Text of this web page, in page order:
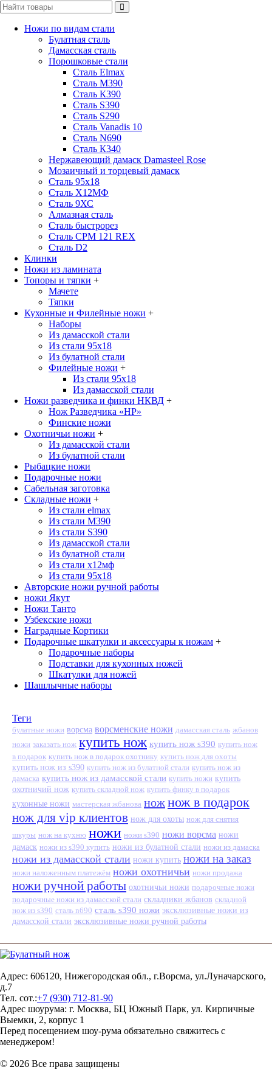
Ножи по видам стали
Булатная сталь
Дамасская сталь
Порошковые стали
Сталь Elmax
Сталь М390
Сталь К390
Сталь S390
Сталь S290
Сталь Vanadis 10
Сталь N690
Сталь К340
Нержавеющий дамаск Damasteel Rose
Мозаичный и торцевый дамаск
Сталь 95х18
Сталь Х12МФ
Сталь 9ХС
Алмазная сталь
Сталь быстрорез
Сталь CPM 121 REX
Сталь D2
Клинки
Ножи из ламината
Топоры и тяпки +
Мачете
Тяпки
Кухонные и Филейные ножи +
Наборы
Из дамасской стали
Из стали 95х18
Из булатной стали
Филейные ножи +
Из стали 95х18
Из дамасской стали
Ножи разведчика и финки НКВД +
Нож Разведчика «НР»
Финские ножи
Охотничьи ножи +
Из дамасской стали
Из булатной стали
Рыбацкие ножи
Подарочные ножи
Сабельная заготовка
Складные ножи +
Из стали elmax
Из стали М390
Из стали S390
Из дамасской стали
Из булатной стали
Из стали х12мф
Из стали 95х18
Авторские ножи ручной работы
ножи Якут
Ножи Танто
Узбекские ножи
Наградные Кортики
Подарочные шкатулки и аксессуары к ножам +
Подарочные наборы
Подставки для кухонных ножей
Шкатулки для ножей
Шашлычные наборы
Теги
булатные ножи ворсма ворсменские ножи дамасская сталь жбанов
ножи заказать нож купить нож купить нож s390 купить нож
в подарок купить нож в подарок охотнику купить нож для охоты
купить нож из s390 купить нож из булатной стали купить нож из
дамаска купить нож из дамасской стали купить ножи купить
охотничий нож купить складной нож купить финку в подарок
кухонные ножи мастерская жбанова ножнож в подарок
нож для vip клиентов нож для охоты нож для снятия
шкуры нож на кухню ножи ножи s390 ножи ворсма ножи
дамаск ножи из s390 купить ножи из булатной стали ножи из дамаска
ножи из дамасской стали ножи купить ножи на заказ
ножи наложенным платежём ножи охотничьи ножи продажа
ножи ручной работы охотничьи ножи подарочные ножи
подарочные ножи из дамасской стали складники жбанов складной
нож из s390 сталь n690 сталь s390 ножи эксклюзивные ножи из
дамасской стали эксклюзивные ножи ручной работы
Адрес: 606120, Нижегородская обл., г.Ворсма, ул.Луначарского,
д.7
Тел. сот.:+7 (930) 712-81-90
Адрес шоурума: г. Москва, БЦ Южный Парк, ул. Кирпичные
Выемки, 2, корпус 1
Перед посещением шоу-рума обязательно свяжитесь с
менеджером!
© 2026 Все права защищены